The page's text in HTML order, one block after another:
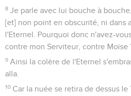
8 Je parle avec lui bouche à
[et] non point en obscurité, ni dans
l'Eternel. Pourquoi donc n'avez-
contre mon Serviteur, contre Moïse
9 Ainsi la colère de l'Eternel
alla.
10 Car la nuée se retira de dessus